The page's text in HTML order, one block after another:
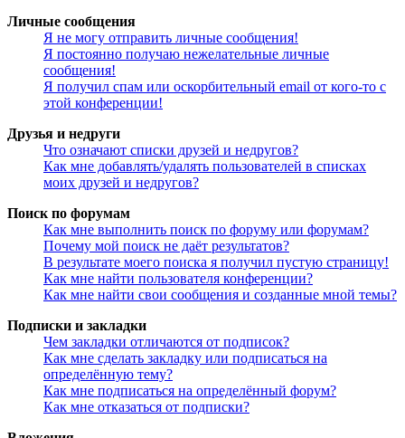
Личные сообщения
Я не могу отправить личные сообщения!
Я постоянно получаю нежелательные личные
сообщения!
Я получил спам или оскорбительный email от кого-то с
этой конференции!
Друзья и недруги
Что означают списки друзей и недругов?
Как мне добавлять/удалять пользователей в списках
моих друзей и недругов?
Поиск по форумам
Как мне выполнить поиск по форуму или форумам?
Почему мой поиск не даёт результатов?
В результате моего поиска я получил пустую страницу!
Как мне найти пользователя конференции?
Как мне найти свои сообщения и созданные мной темы?
Подписки и закладки
Чем закладки отличаются от подписок?
Как мне сделать закладку или подписаться на
определённую тему?
Как мне подписаться на определённый форум?
Как мне отказаться от подписки?